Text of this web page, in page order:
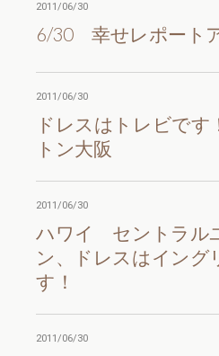
2011/06/30
6/30 幸せレポート
2011/06/30
ドレスはトレビで
トン大阪
2011/06/30
ハワイ セントラル
ン、ドレスはイング
す！
2011/06/30